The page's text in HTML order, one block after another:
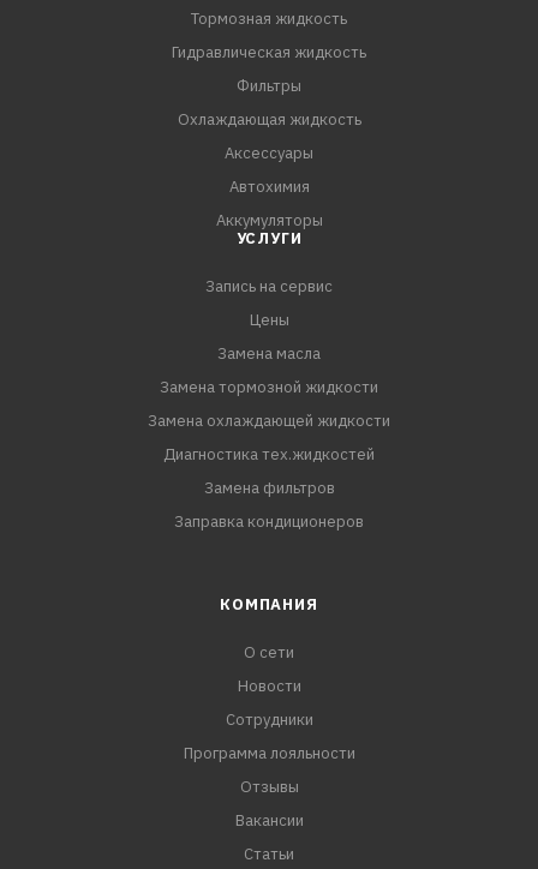
Тормозная жидкость
Гидравлическая жидкость
Фильтры
Охлаждающая жидкость
Аксессуары
Автохимия
Аккумуляторы
УСЛУГИ
Запись на сервис
Цены
Замена масла
Замена тормозной жидкости
Замена охлаждающей жидкости
Диагностика тех.жидкостей
Замена фильтров
Заправка кондиционеров
КОМПАНИЯ
О сети
Новости
Сотрудники
Программа лояльности
Отзывы
Вакансии
Статьи